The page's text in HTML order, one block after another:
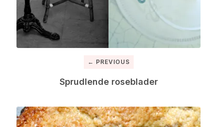
← PREVIOUS
Sprudlende roseblader